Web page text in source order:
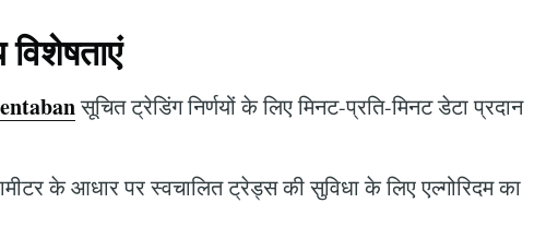
सूचित ट्रेडिंग निर्णयों के लिए मिनट-प्रति-मिनट डेटा प्रदान
के आधार पर स्वचालित ट्रेड्स की सुविधा के लिए एल्गोरिदम का